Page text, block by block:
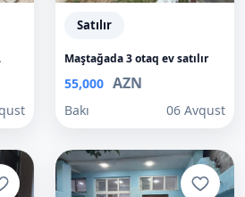
Satılır
Maştağada 3 otaq ev satılır
55,000 AZN
Bakı 06 Avqust